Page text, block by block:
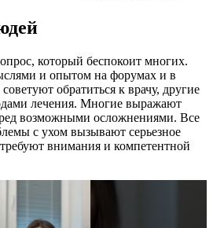
который беспокоит многих.
и опытом на форумах и в
обратиться к врачу, другие
лечения. Многие выражают
возможными осложнениями. Все
с ухом вызывают серьезное
внимания и компетентной